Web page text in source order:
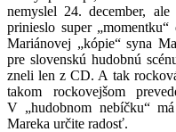
nemyslel 24. december,
prinieslo super
Mariánovej „kópie“ syna
pre slovenskú hudobnú
zneli len z CD. A tak
takom rockovejšom
V „hudobnom nebíčku“
Mareka určite radosť.